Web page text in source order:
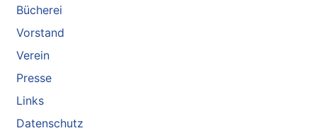
Bücherei
Vorstand
Verein
Presse
Links
Datenschutz